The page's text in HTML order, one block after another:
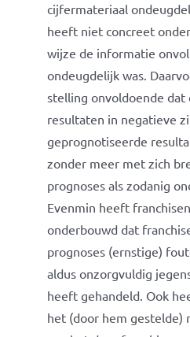
cijfermateriaal
heeft niet concreet
wijze de informatie
ondeugdelijk was.
stelling onvoldoende dat
resultaten in negatieve
geprognotiseerde
zonder meer met zich
prognoses als zodanig
Evenmin heeft
onderbouwd dat
prognoses (ernstige)
aldus onzorgvuldig
heeft gehandeld. Ook
het (door hem gestelde)